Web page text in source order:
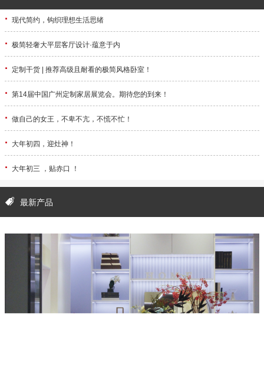
· 现代简约，钩织理想生活思绪
· 极简轻奢大平层客厅设计·蕴意于内
· 定制干货 | 推荐高级且耐看的极简风格卧室！
· 第14届中国广州定制家居展览会。期待您的到来！
· 做自己的女王，不卑不亢，不慌不忙！
· 大年初四，迎灶神！
· 大年初三 ，贴赤口 ！
最新产品